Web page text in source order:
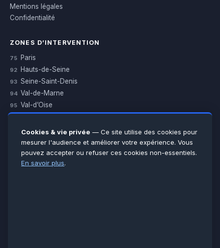
Mentions légales
Confidentialité
ZONES D’INTERVENTION
75 Paris
92 Hauts-de-Seine
93 Seine-Saint-Denis
94 Val-de-Marne
95 Val-d’Oise
Essonne
Seine-et-Marne
Voir toutes les villes →
Cookies & vie privée — Ce site utilise des cookies pour
mesurer l'audience et améliorer votre expérience. Vous
pouvez accepter ou refuser ces cookies non-essentiels.
En savoir plus.